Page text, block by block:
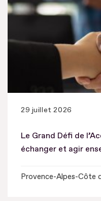
29 juillet 2026
Le Grand Défi de
échanger et agir
Provence-Alpes-Côte